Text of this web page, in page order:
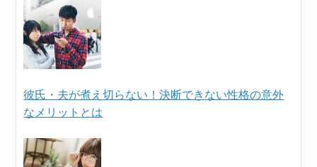
彼氏・夫が煮え切らない！決断できない性格の意外
なメリットとは